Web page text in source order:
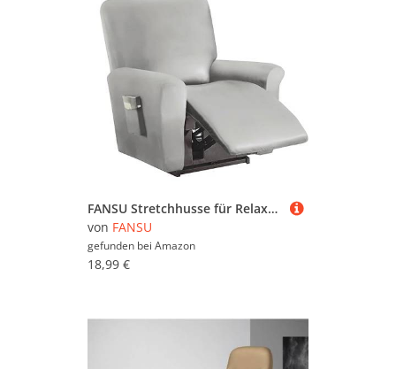
FANSU Stretchhusse für Relaxsessel Sesselbezug 1 Sitzer, PU Leder Sesselschoner für Recliner Stuhl Sessel, Stretch Sofabezug, Elastisch Bezug für Fernsehsessel Liege (1 Sitzer,Grau)
von FANSU
gefunden bei Amazon
18,99 €